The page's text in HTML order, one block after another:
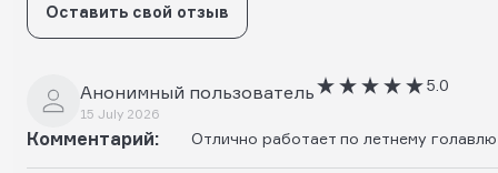
Оставить свой отзыв
Анонимный пользователь
15 July 2026
5.0
Комментарий: Отлично работает по летнему голавлю